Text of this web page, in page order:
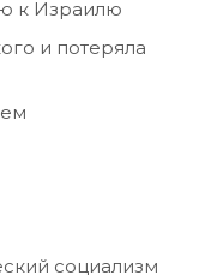
и потеряла
социализм